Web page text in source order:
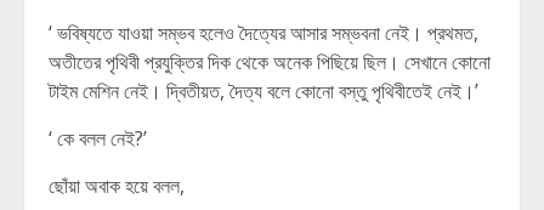
‘ ভবিষ্যতে যাওয়া সম্ভব হলেও দৈত্যের আসার সম্ভবনা নেই। প্রথমত,
অতীতের পৃথিবী প্রযুক্তির দিক থেকে অনেক পিছিয়ে ছিল। সেখানে কোনো
টাইম মেশিন নেই। দ্বিতীয়ত, দৈত্য বলে কোনো বস্তু পৃথিবীতেই নেই।’
‘ কে বলল নেই?’
ছোঁয়া অবাক হয়ে বলল,